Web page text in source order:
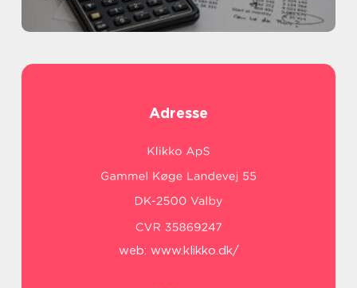
Adresse
web: www.klikko.dk/